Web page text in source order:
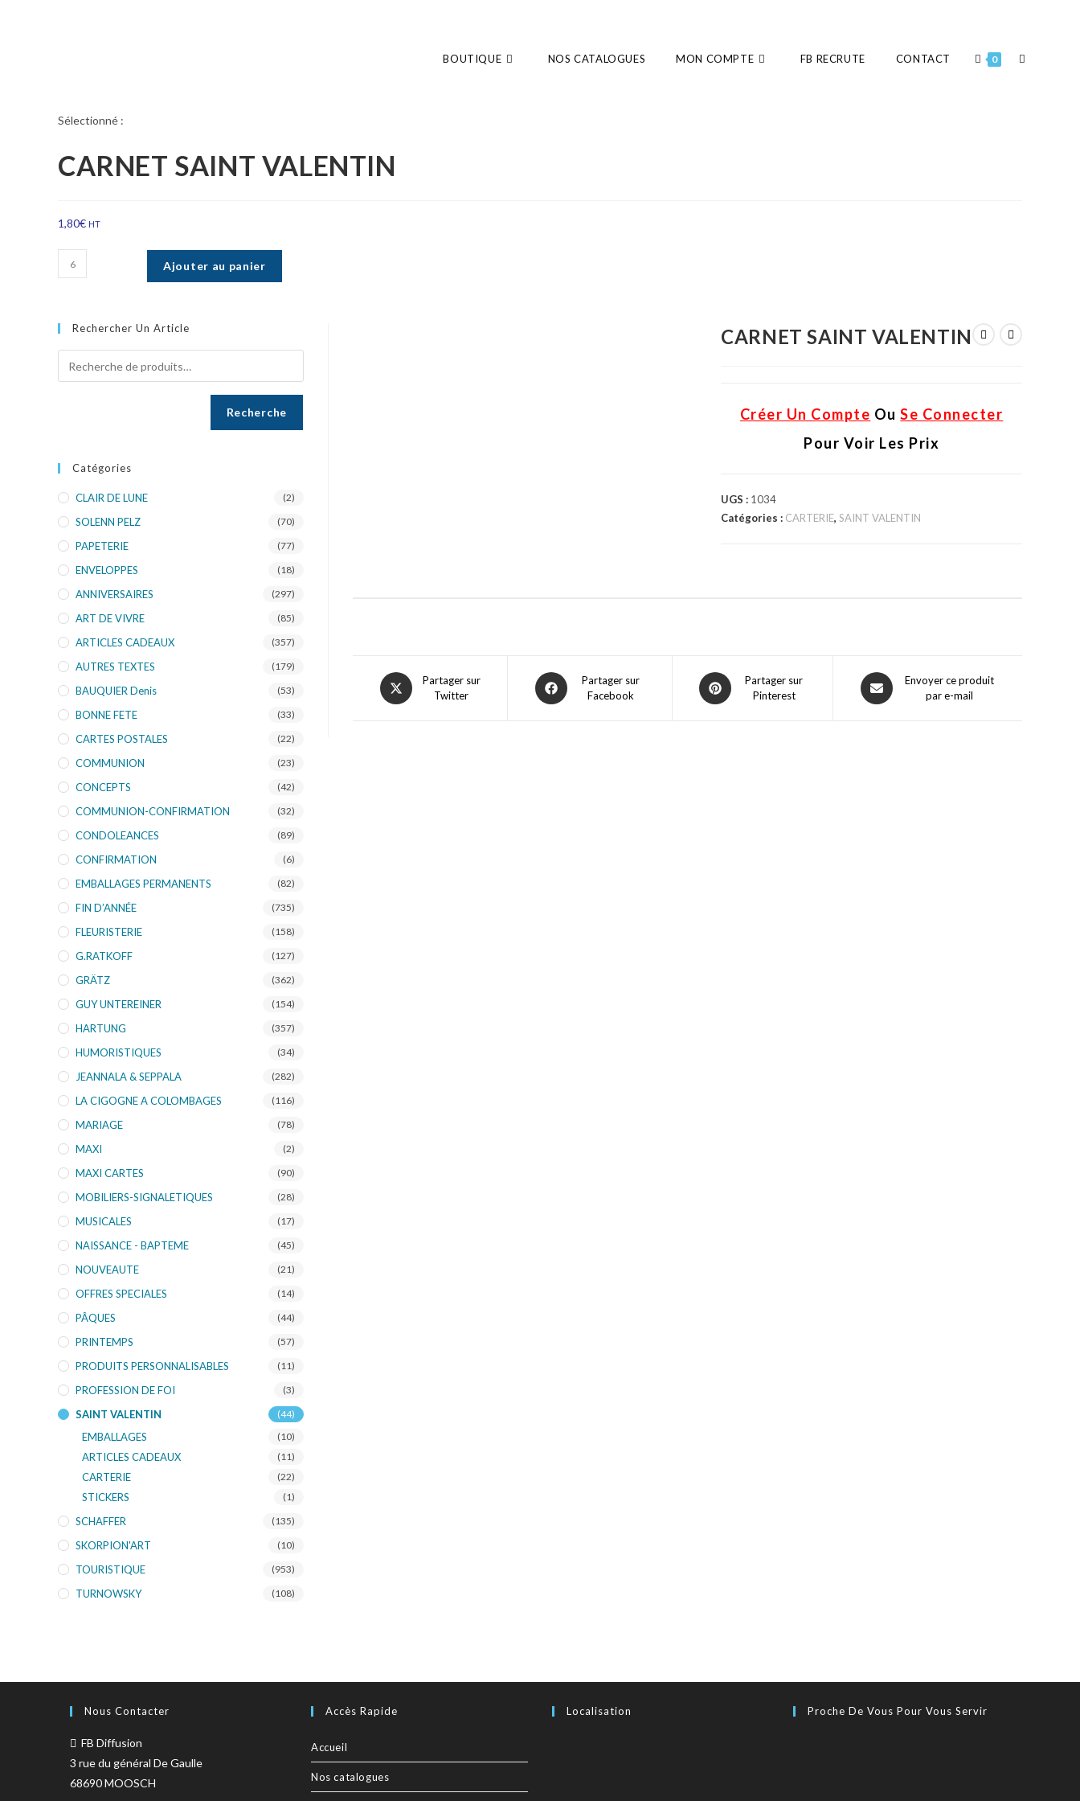
BOUTIQUE NOS CATALOGUES MON COMPTE FB RECRUTE CONTACT 0
Sélectionné :
CARNET SAINT VALENTIN
1,80€ HT
Ajouter au panier
CARNET SAINT VALENTIN
Créer Un Compte OuSe Connecter
Pour Voir Les Prix
UGS : 1034
Catégories : CARTERIE,SAINT VALENTIN
Partager sur
Twitter
Partager sur
Facebook
Partager sur
Pinterest
Envoyer ce produit
par e-mail
Rechercher Un Article
Recherche
Catégories
CLAIR DE LUNE (2)
SOLENN PELZ (70)
PAPETERIE (77)
ENVELOPPES (18)
ANNIVERSAIRES (297)
ART DE VIVRE (85)
ARTICLES CADEAUX (357)
AUTRES TEXTES (179)
BAUQUIER Denis (53)
BONNE FETE (33)
CARTES POSTALES (22)
COMMUNION (23)
CONCEPTS (42)
COMMUNION-CONFIRMATION (32)
CONDOLEANCES (89)
CONFIRMATION (6)
EMBALLAGES PERMANENTS (82)
FIN D’ANNÉE (735)
FLEURISTERIE (158)
G.RATKOFF (127)
GRÄTZ (362)
GUY UNTEREINER (154)
HARTUNG (357)
HUMORISTIQUES (34)
JEANNALA & SEPPALA (282)
LA CIGOGNE A COLOMBAGES (116)
MARIAGE (78)
MAXI (2)
MAXI CARTES (90)
MOBILIERS-SIGNALETIQUES (28)
MUSICALES (17)
NAISSANCE - BAPTEME (45)
NOUVEAUTE (21)
OFFRES SPECIALES (14)
PÂQUES (44)
PRINTEMPS (57)
PRODUITS PERSONNALISABLES (11)
PROFESSION DE FOI (3)
SAINT VALENTIN (44)
EMBALLAGES (10)
ARTICLES CADEAUX (11)
CARTERIE (22)
STICKERS (1)
SCHAFFER (135)
SKORPION'ART (10)
TOURISTIQUE (953)
TURNOWSKY (108)
Nous Contacter
FB Diffusion
3 rue du général De Gaulle
68690 MOOSCH
Accès Rapide
Accueil
Nos catalogues
Localisation Proche De Vous Pour Vous Servir